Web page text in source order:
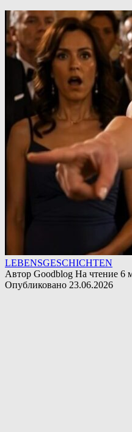
LEBENSGESCHICHTEN
Автор Goodblog На чтение 6
Опубликовано 23.06.2026